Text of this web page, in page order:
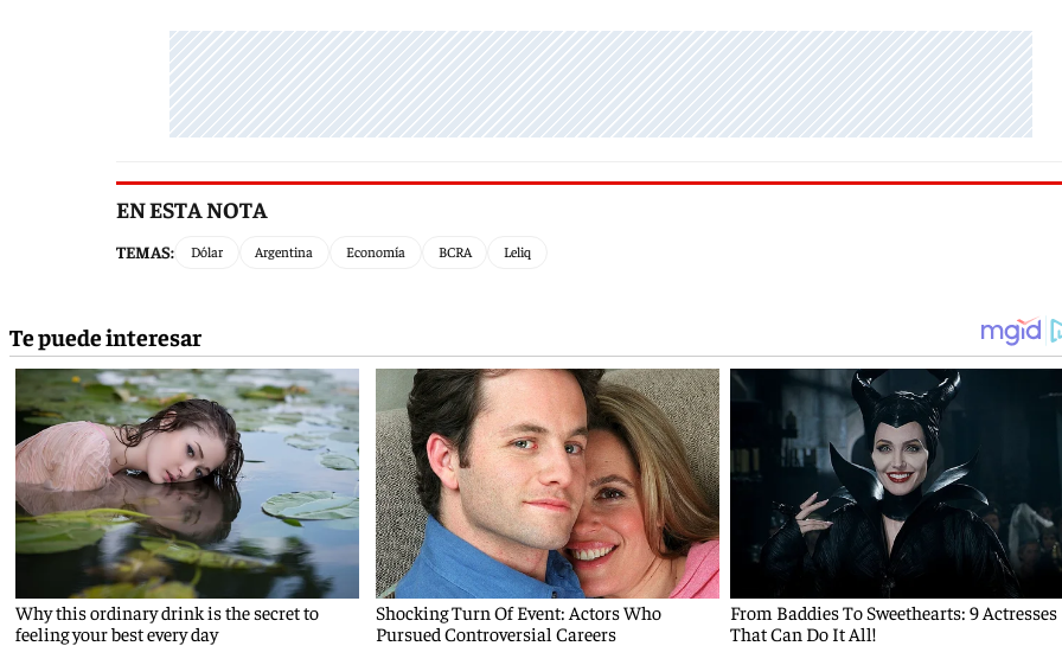
EN ESTA NOTA
TEMAS: Dólar Argentina Economía BCRA Leliq